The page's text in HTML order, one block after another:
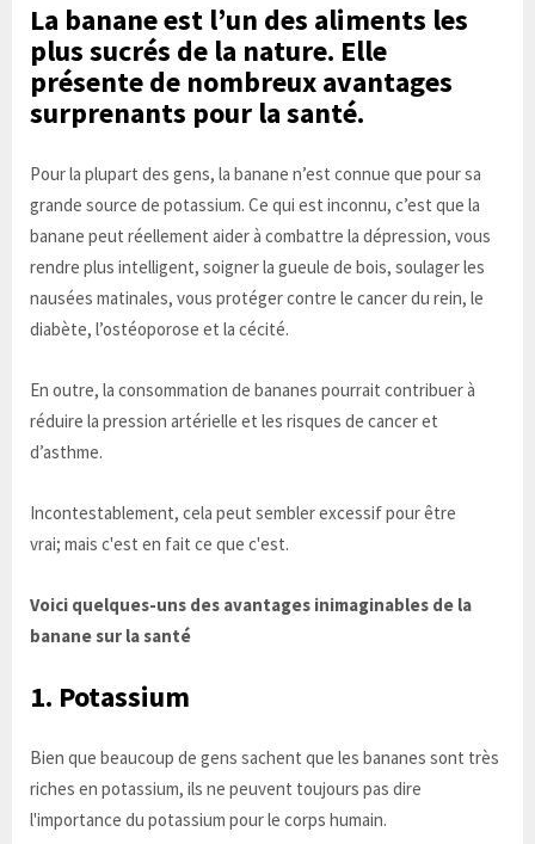
La banane est l’un des aliments les
plus sucrés de la nature. Elle
présente de nombreux avantages
surprenants pour la santé.
Pour la plupart des gens, la banane n’est connue que pour sa
grande source de potassium. Ce qui est inconnu, c’est que la
banane peut réellement aider à combattre la dépression, vous
rendre plus intelligent, soigner la gueule de bois, soulager les
nausées matinales, vous protéger contre le cancer du rein, le
diabète, l’ostéoporose et la cécité.
En outre, la consommation de bananes pourrait contribuer à
réduire la pression artérielle et les risques de cancer et
d’asthme.
Incontestablement, cela peut sembler excessif pour être
vrai; mais c'est en fait ce que c'est.
Voici quelques-uns des avantages inimaginables de la
banane sur la santé
1. Potassium
Bien que beaucoup de gens sachent que les bananes sont très
riches en potassium, ils ne peuvent toujours pas dire
l'importance du potassium pour le corps humain.